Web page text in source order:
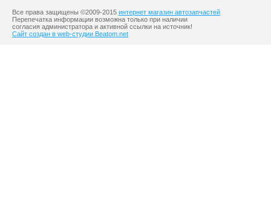
Все права защищены ©2009-2015 интернет магазин автозапчастей
Перепечатка информации возможна только при наличии
согласия администратора и активной ссылки на источник!
Сайт создан в web-студии Beatom.net